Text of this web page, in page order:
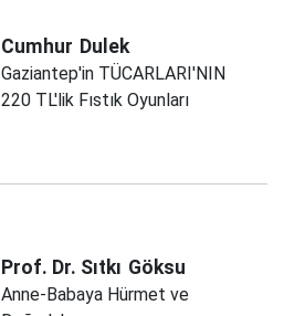
Cumhur Dulek
Gaziantep'in TÜCARLARI'NIN
220 TL'lik Fıstık Oyunları
Prof. Dr. Sıtkı Göksu
Anne-Babaya Hürmet ve